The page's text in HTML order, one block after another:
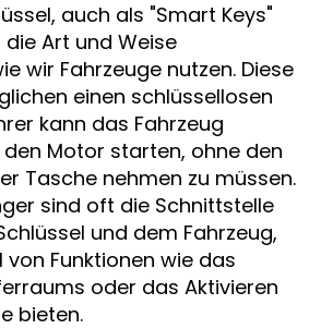
auch als "Smart Keys"
Art und Weise
wir Fahrzeuge nutzen. Diese
einen schlüssellosen
kann das Fahrzeug
Motor starten, ohne den
Tasche nehmen zu müssen.
sind oft die Schnittstelle
und dem Fahrzeug,
von Funktionen wie das
oder das Aktivieren
bieten.